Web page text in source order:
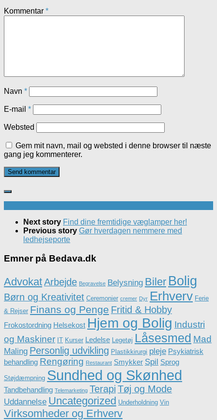
Kommentar *
Navn *
E-mail *
Websted
Gem mit navn, mail og websted i denne browser til næste
gang jeg kommenterer.
Next story Find dine fremtidige væglamper her!
Previous story Gør hverdagen nemmere med
ledhejseporte
Emner på Bedava.dk
AdvokatArbejde Begravelse Belysning Biler Bolig
Børn og Kreativitet Ceremonier cremer Dyr Erhverv Ferie
& Rejser Finans og Penge Fritid & Hobby
Frokostordning Helsekost Hjem og Bolig Industri
og Maskiner IT Kurser Ledelse Legetøj Låsesmed Mad
Maling Personlig udvikling Plastikkirurgi pleje Psykiatrisk
behandling Rengøring Restaurant Smykker Spil Sprog
Støjdæmpning Sundhed og Skønhed
Tandbehandling Telemarketing Terapi Tøj og Mode
Uddannelse Uncategorized Underholdning Vin
Virksomheder og Erhverv